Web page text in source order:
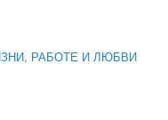
РАБОТЕ И ЛЮБВИ